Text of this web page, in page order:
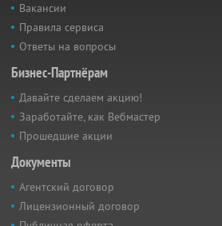
Вакансии
Правила сервиса
Ответы на вопросы
Бизнес-Партнёрам
Давайте сделаем акцию!
Заработайте, как Вебмастер
Прошедшие акции
Документы
Агентский договор
Лицензионный договор